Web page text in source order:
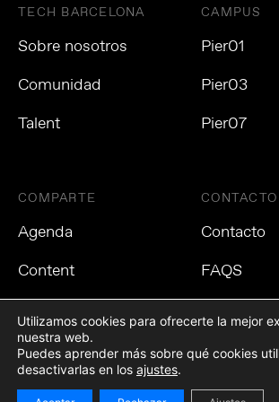
TECH BARCELONA
Sobre nosotros
Comunidad
Talent
CAMPUS
Pier01
Pier03
Pier07
COMPARTE
Agenda
Content
CONTACTO
Contacto
FAQS
Política de privacidad Política de cookies
Utilizamos cookies para ofrecerte la mejor
nuestra web.
Puedes aprender más sobre qué cookies
desactivarlas en los ajustes.